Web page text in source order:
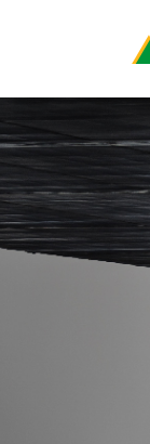
현
건
설
H
Y
U